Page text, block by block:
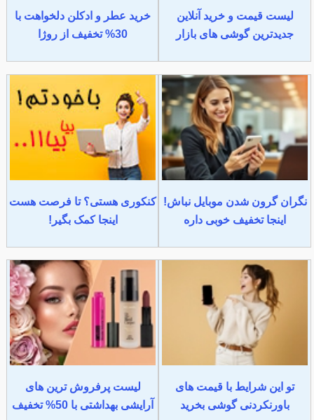
لیست قیمت و خرید آنلاین
جدیدترین گوشی های بازار
خرید عطر و ادکلن دلخواهت با
30% تخفیف از روژا
نگران گرون شدن موبایل نباش!
اینجا تخفیف خوبی داره
کنکوری هستی؟ تا فرصت هست
اینجا کمک بگیر!
تو این شرایط با قیمت های
باورنکردنی گوشی بخرید
لیست پرفروش ترین های
آرایشی بهداشتی با 50% تخفیف